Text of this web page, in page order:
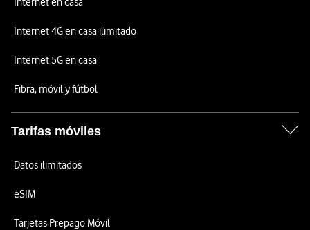
Internet 4G en casa ilimitado
Internet 5G en casa
Fibra, móvil y fútbol
Tarifas móviles
Datos ilimitados
eSIM
Tarjetas Prepago Móvil